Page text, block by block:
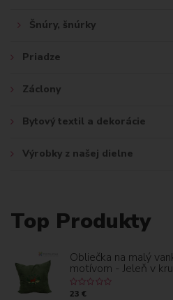
Šnúry, šnúrky
Priadze
Záclony
Bytový textil a dekorácie
Výrobky z našej dielne
Top Produkty
Obliečka na malý
motívom - Jeleň v
23 €